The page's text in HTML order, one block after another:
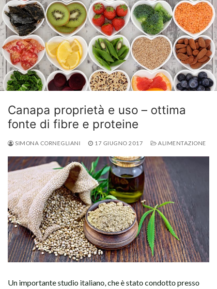
Canapa proprietà e uso – ottima
fonte di fibre e proteine
SIMONA CORNEGLIANI 17 GIUGNO 2017 ALIMENTAZIONE
Un importante studio italiano, che è stato condotto presso